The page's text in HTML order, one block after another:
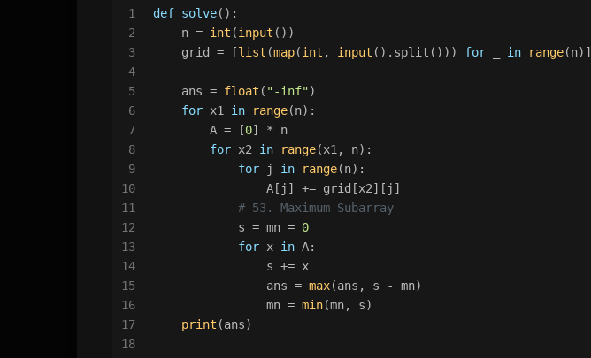
1
2
3
4
5
6
7
8
9
10
11
12
13
14
15
16
17
18
def solve():
    n =
int (input ())
    grid = [
list (map(int , input ().split())) for in range(n)]
    ans =
float ( "-inf")
for x1 in range(n):
        A = [
0] * n
for x2 in range(x1, n):
for j in range(n):
                A[j] += grid[x2][j]
# 53. Maximum Subarray
            s = mn =
0
for x in A:
                s += x
                ans =
max(ans, s - mn)
                mn =
min(mn, s)
print (ans)